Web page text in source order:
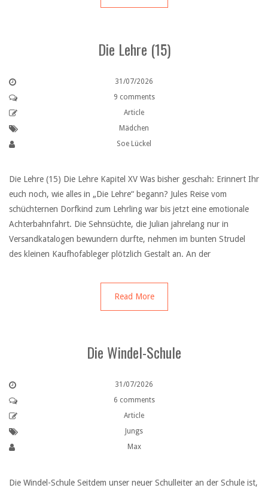
Die Lehre (15)
31/07/2026
9 comments
Article
Mädchen
Soe Lückel
Die Lehre (15) Die Lehre Kapitel XV Was bisher geschah: Erinnert Ihr
euch noch, wie alles in „Die Lehre“ begann? Jules Reise vom
schüchternen Dorfkind zum Lehrling war bis jetzt eine emotionale
Achterbahnfahrt. Die Sehnsüchte, die Julian jahrelang nur in
Versandkatalogen bewundern durfte, nehmen im bunten Strudel
des kleinen Kaufhofableger plötzlich Gestalt an. An der
Read More
Die Windel-Schule
31/07/2026
6 comments
Article
Jungs
Max
Die Windel-Schule Seitdem unser neuer Schulleiter an der Schule ist,